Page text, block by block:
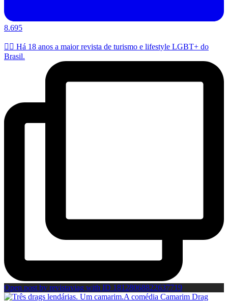
8.695
🏳️‍🌈 Há 18 anos a maior revista de turismo e lifestyle LGBT+ do
Brasil.
Open post by revistaviag with ID 18128068822637719